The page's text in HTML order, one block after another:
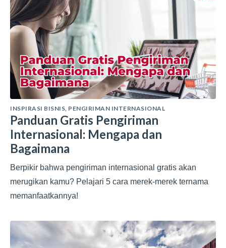
INSPIRASI BISNIS, PENGIRIMAN INTERNASIONAL
Panduan Gratis Pengiriman
Internasional: Mengapa dan
Bagaimana
Berpikir bahwa pengiriman internasional gratis akan
merugikan kamu? Pelajari 5 cara merek-merek ternama
memanfaatkannya!